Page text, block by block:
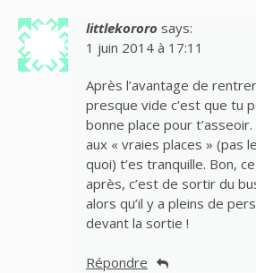
littlekororo says:
1 juin 2014 à 17:11
Après l’avantage de
presque vide c’est que tu
bonne place pour
aux « vraies places » (pas
quoi) t’es tranquille. Bon,
après, c’est de sortir du
alors qu’il y a pleins de
devant la sortie !
Répondre